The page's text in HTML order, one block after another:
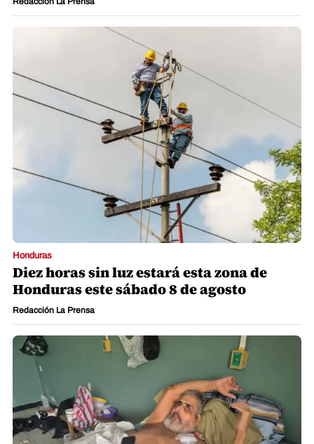
Honduras
Diez horas sin luz estará esta zona de
Honduras este sábado 8 de agosto
Redacción La Prensa